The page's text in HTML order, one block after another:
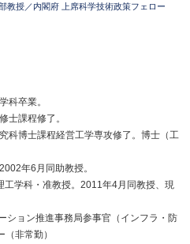
教授／内閣府 上席科学技術政策フェロー
科卒業。
士課程修了。
科博士課程経営工学専攻修了。博士（工
年6月同助教授。
学科・准教授。2011年4月同教授、現
ション推進事務局参事官（インフラ・防
非常勤）